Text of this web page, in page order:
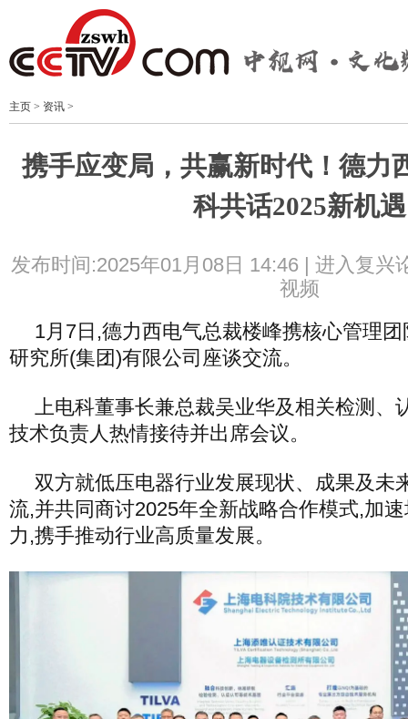
主页 > 资讯 >
携手应变局，共赢新时代！德力
科共话2025新机遇
发布时间:2025年01月08日 14:46 | 进入复兴
视频
1月7日,德力西电气总裁楼峰携核心管理
研究所(集团)有限公司座谈交流。
上电科董事长兼总裁吴业华及相关检测、
技术负责人热情接待并出席会议。
双方就低压电器行业发展现状、成果及未
流,并共同商讨2025年全新战略合作模式,加
力,携手推动行业高质量发展。